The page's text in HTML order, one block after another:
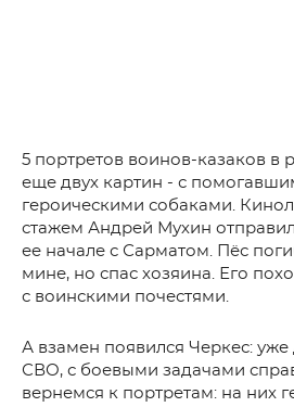
5 портретов воинов-казаков в
еще двух картин - с
героическими собаками.
стажем Андрей Мухин
ее начале с Сарматом. Пёс
мине, но спас хозяина. Его
с воинскими почестями.
А взамен появился Черкес:
СВО, с боевыми задачами
вернемся к портретам: на них